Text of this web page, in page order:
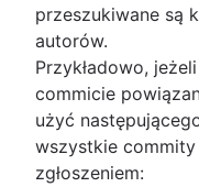
przeszukiwane są
autorów.
Przykładowo,
commicie
użyć
wszystkie
zgłoszeniem: